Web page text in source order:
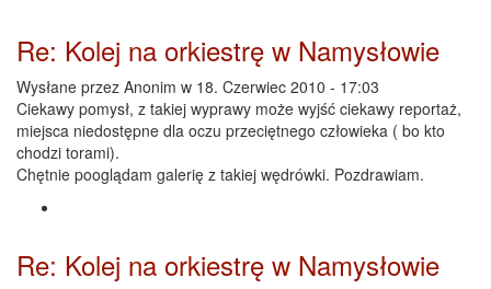
Re: Kolej na orkiestrę w Namysłowie
Wysłane przez Anonim w 18. Czerwiec 2010 - 17:03
Ciekawy pomysł, z takiej wyprawy może wyjść ciekawy reportaż,
miejsca niedostępne dla oczu przeciętnego człowieka ( bo kto
chodzi torami).
Chętnie pooglądam galerię z takiej wędrówki. Pozdrawiam.
Re: Kolej na orkiestrę w Namysłowie